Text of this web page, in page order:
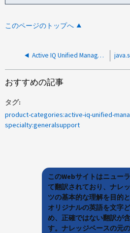
このページのトップへ
Active IQ Unified Managerクラスターの取得がtrustanchorエラーで失敗
おすすめの記事
タグ
product-categories:active-iq-unified-
specialty:generalsupport
このWebサイトはニュー
て翻訳されており、ナレ
ツの基本的な理解を目的
オリジナルの英語を文字
め、正確ではない翻訳が
す。ナレッジベースの元